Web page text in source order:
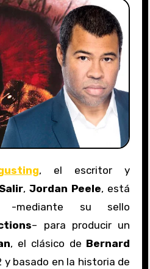
, el escritor y
, Jordan Peele, está
-mediante su sello
– para producir un
, el clásico de Bernard
y basado en la historia de